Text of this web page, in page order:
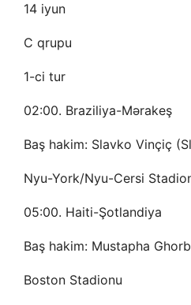
14 iyun
C qrupu
1-ci tur
02:00. Braziliya-Mərakeş
Baş hakim: Slavko Vinçiç
Nyu-York/Nyu-Cersi
05:00. Haiti-Şotlandiya
Baş hakim: Mustapha
Boston Stadionu